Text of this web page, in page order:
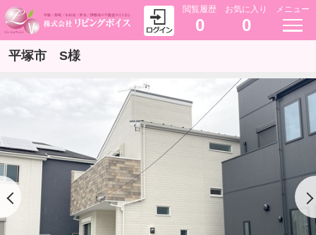
閲覧履歴
0
お気に入り
0
メニュー
平塚市 S様